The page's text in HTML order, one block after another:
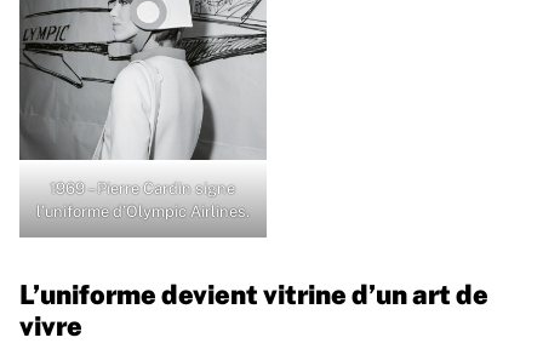
1969 – Pierre Cardin signe
l’uniforme d’Olympic Airlines.
L’uniforme devient vitrine d’un art de
vivre